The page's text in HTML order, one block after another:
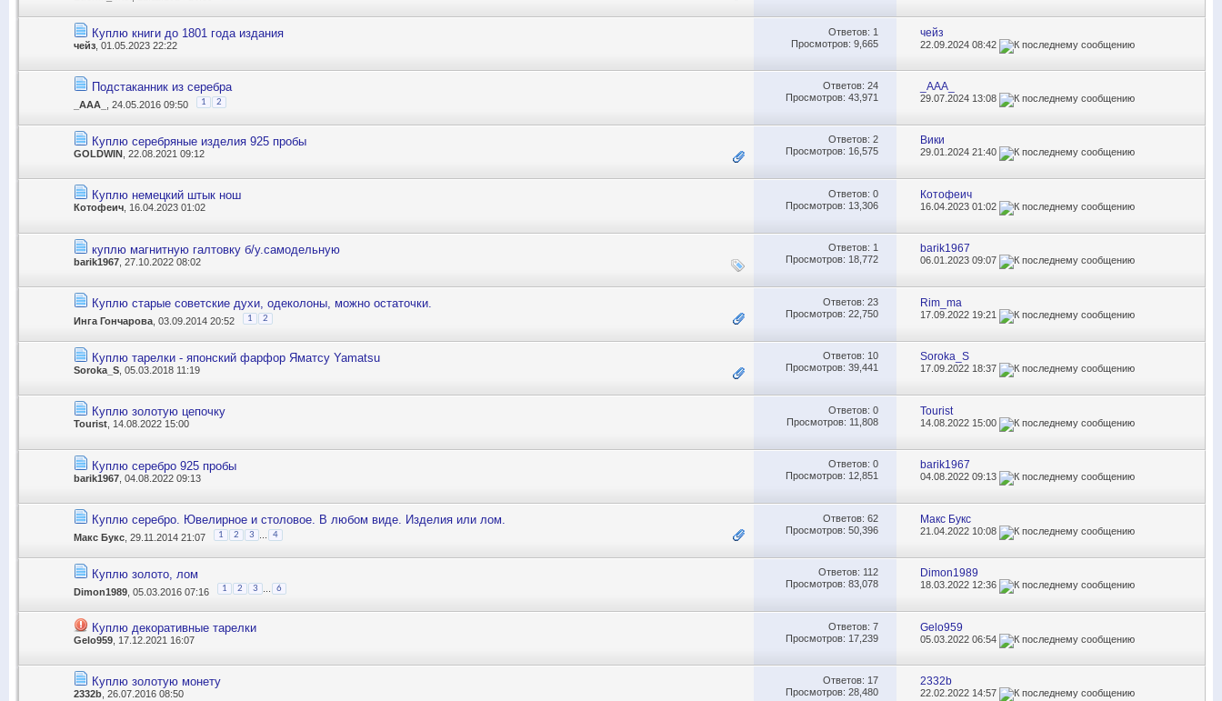
Куплю книги до 1801 года издания
чейз , 01.05.2023 22:22
Ответов: 1
Просмотров: 9,665
чейз
22.09.202408:42
Подстаканник из серебра
_AAA_ , 24.05.2016 09:50 1 2
Ответов: 24
Просмотров: 43,971
_AAA_
29.07.2024 13:08
Куплю серебряные изделия 925 пробы
GOLDWIN , 22.08.2021 09:12
Ответов: 2
Просмотров: 16,575
Вики
29.01.202421:40
Куплю немецкий штык нош
Котофеич , 16.04.2023 01:02
Ответов: 0
Просмотров: 13,306
Котофеич
16.04.202301:02
куплю магнитную галтовку б/у.самодельную
barik1967 , 27.10.2022 08:02
Ответов: 1
Просмотров: 18,772
barik1967
06.01.202309:07
Куплю старые советские духи, одеколоны, можно остаточки.
Инга Гончарова , 03.09.2014 20:52 1 2
Ответов: 23
Просмотров: 22,750
Rim_ma
17.09.2022 19:21
Куплю тарелки - японский фарфор Яматсу Yamatsu
Soroka_S , 05.03.2018 11:19
Ответов: 10
Просмотров: 39,441
Soroka_S
17.09.2022 18:37
Куплю золотую цепочку
Tourist , 14.08.2022 15:00
Ответов: 0
Просмотров: 11,808
Tourist
14.08.2022 15:00
Куплю серебро 925 пробы
barik1967 , 04.08.2022 09:13
Ответов: 0
Просмотров: 12,851
barik1967
04.08.202209:13
Куплю серебро. Ювелирное и столовое. В любом виде. Изделия или лом.
Макс Букс , 29.11.2014 21:07 1 2 3 4
Ответов: 62
Просмотров: 50,396
Макс Букс
21.04.2022 10:08
Куплю золото, лом
Dimon1989 , 05.03.2016 07:16 1 2 3 6
Ответов: 112
Просмотров: 83,078
Dimon1989
18.03.2022 12:36
Куплю декоративные тарелки
Gelo959 , 17.12.2021 16:07
Ответов: 7
Просмотров: 17,239
Gelo959
05.03.202206:54
Куплю золотую монету
2332b, 26.07.2016 08:50
Ответов: 17
Просмотров: 28,480
2332b
22.02.2022 14:57